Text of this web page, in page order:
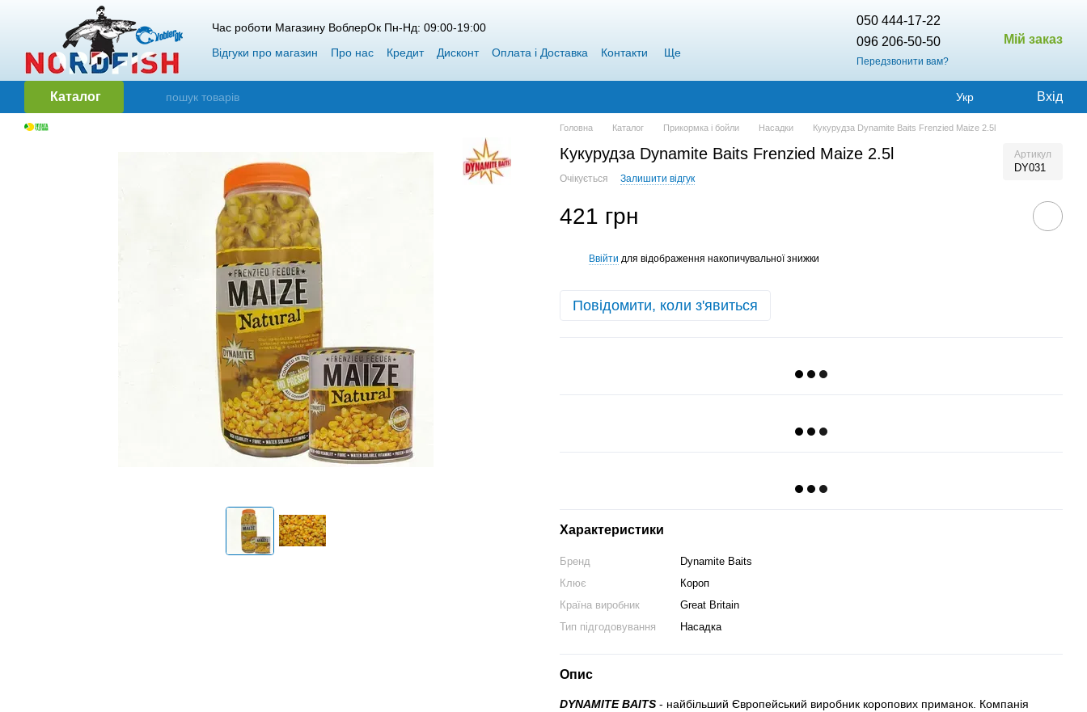
Перейти до основного контенту
Час роботи Магазину ВоблерОк Пн-Нд: 09:00-19:00
Відгуки про магазин
Про нас Кредит Дисконт Оплата і Доставка Контакти Ще
050 444-17-22
096 206-50-50
Передзвонити вам?
Мій заказ
Каталог Укр Вхід
Головна Каталог Прикормка і бойли Насадки Кукурудза Dynamite Baits Frenzied Maize 2.5l
Кукурудза Dynamite Baits Frenzied Maize 2.5l Артикул
DY031
Очікується Залишити відгук
421 грн
Ввійти для відображення накопичувальної знижки
Повідомити, коли з'явиться
Характеристики
Бренд
Dynamite Baits
Клює
Короп
Країна виробник
Great Britain
Тип підгодовування
Насадка
Опис
DYNAMITE BAITS - найбільший Європейський виробник коропових приманок. Компанія